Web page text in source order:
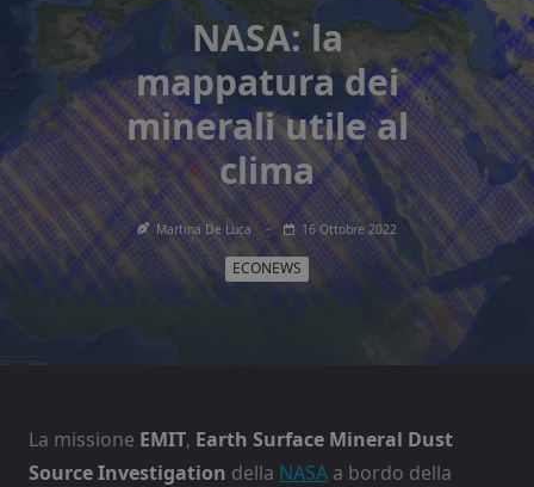
NASA: la
mappatura dei
minerali utile al
clima
Martina De Luca 16 Ottobre 2022
ECONEWS
La missione EMIT, Earth Surface Mineral Dust
Source Investigation della NASA a bordo della